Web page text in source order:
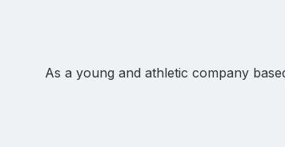
As a young and athletic company